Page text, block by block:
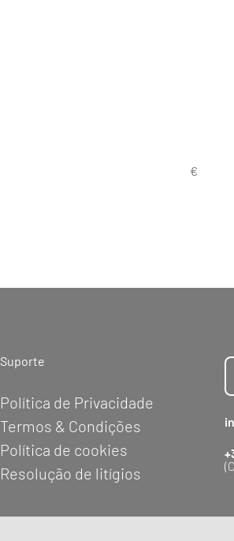
Suporte
Política de Privacidade
Termos & Condições
Política de cookies
Resolução de litígios